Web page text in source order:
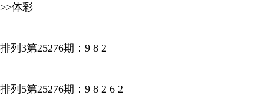
>>体彩
排列3第25276期：9 8 2
排列5第25276期：9 8 2 6 2